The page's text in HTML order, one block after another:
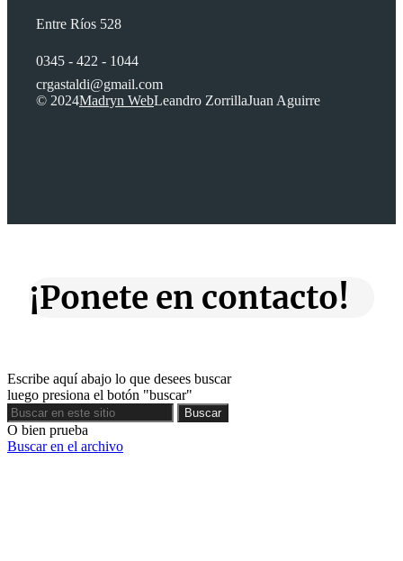
Entre Ríos 528
0345 - 422 - 1044
crgastaldi@gmail.com
© 2024Madryn WebLeandro ZorrillaJuan Aguirre
¡Ponete en contacto!
Escribe aquí abajo lo que desees buscar
luego presiona el botón "buscar"
Buscar
Buscar
O bien prueba
Buscar en el archivo